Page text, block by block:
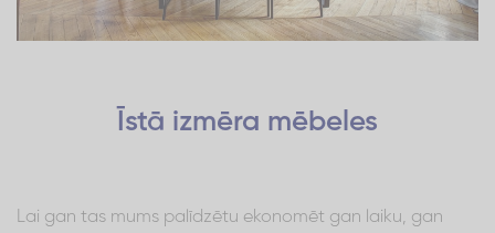
Īstā izmēra mēbeles
Lai gan tas mums palīdzētu ekonomēt gan laiku, gan